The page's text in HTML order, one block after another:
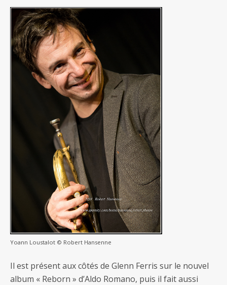
Yoann Loustalot © Robert Hansenne
Il est présent aux côtés de Glenn Ferris sur le nouvel
album « Reborn » d’Aldo Romano, puis il fait aussi